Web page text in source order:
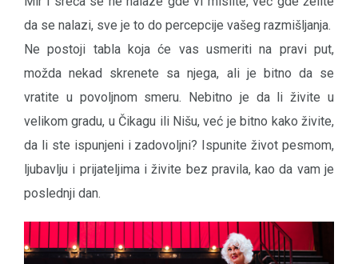
da se nalazi, sve je to do percepcije vašeg razmišljanja.
Ne postoji tabla koja će vas usmeriti na pravi put,
možda nekad skrenete sa njega, ali je bitno da se
vratite u povoljnom smeru. Nebitno je da li živite u
velikom gradu, u Čikagu ili Nišu, već je bitno kako živite,
da li ste ispunjeni i zadovoljni? Ispunite život pesmom,
ljubavlju i prijateljima i živite bez pravila, kao da vam je
poslednji dan.